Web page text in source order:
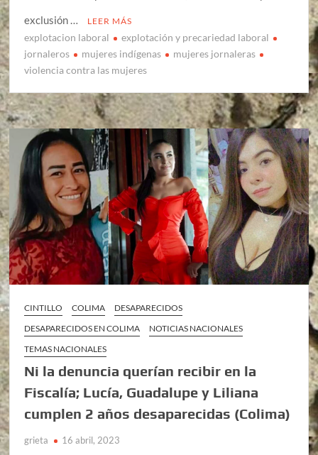
exclusión …
LEER MÁS
explotacion laboral
explotación y precariedad laboral
jornaleros
mujeres indígenas
mujeres jornaleras
violencia contra las mujeres
CINTILLO COLIMA
DESAPARECIDOS
DESAPARECIDOS EN COLIMA
NOTICIAS NACIONALES
TEMAS NACIONALES
Ni la denuncia querían recibir en la
Fiscalía; Lucía, Guadalupe y Liliana
cumplen 2 años desaparecidas (Colima)
grieta 16 abril, 2023